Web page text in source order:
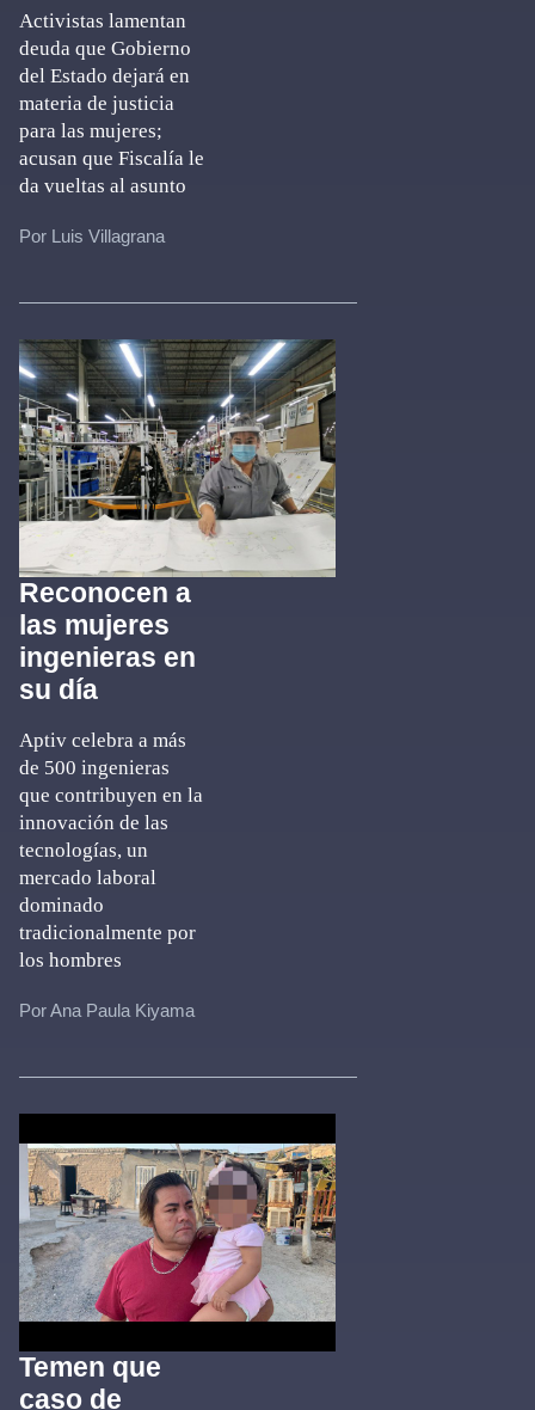
Activistas lamentan
deuda que Gobierno
del Estado dejará en
materia de justicia
para las mujeres;
acusan que Fiscalía le
da vueltas al asunto
Por Luis Villagrana
Reconocen a
las mujeres
ingenieras en
su día
Aptiv celebra a más
de 500 ingenieras
que contribuyen en la
innovación de las
tecnologías, un
mercado laboral
dominado
tradicionalmente por
los hombres
Por Ana Paula Kiyama
Temen que
caso de